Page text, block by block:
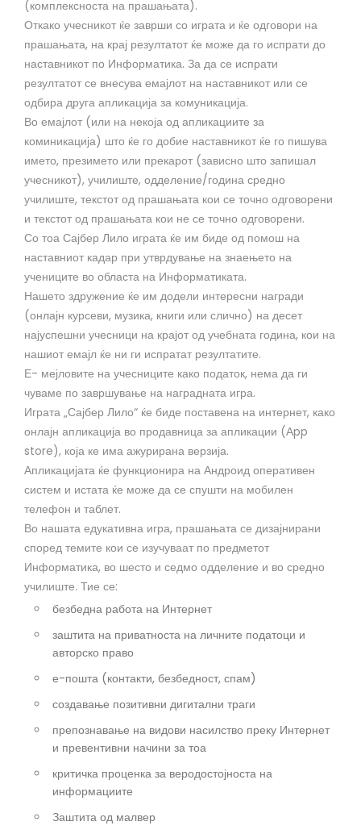
(комплексноста на прашањата).
Откако учесникот ќе заврши со играта и ќе одговори на
прашањата, на крај резултатот ќе може да го испрати до
наставникот по Информатика. За да се испрати
резултатот се внесува емајлот на наставникот или се
одбира друга апликација за комуникација.
Во емајлот (или на некоја од апликациите за
коминикација) што ќе го добие наставникот ќе го пишува
името, презимето или прекарот (зависно што запишал
учесникот), училиште, одделение/година средно
училиште, текстот од прашањата кои се точно одговорени
и текстот од прашањата кои не се точно одговорени.
Со тоа Сајбер Лило играта ќе им биде од помош на
наставниот кадар при утврдување на знаењето на
учениците во областа на Информатиката.
Нашето здружение ќе им додели интересни награди
(онлајн курсеви, музика, книги или слично) на десет
најуспешни учесници на крајот од учебната година, кои на
нашиот емајл ќе ни ги испратат резултатите.
Е- мејловите на учесниците како податок, нема да ги
чуваме по завршување на наградната игра.
Играта „Сајбер Лило“ ќе биде поставена на интернет, како
онлајн апликација во продавница за апликации (Аpp
store), која ке има ажурирана верзија.
Апликацијата ќе функционира на Андроид оперативен
систем и истата ќе може да се спушти на мобилен
телефон и таблет.
Во нашата едукативна игра, прашањата се дизајнирани
според темите кои се изучуваат по предметот
Информатика, во шесто и седмо одделение и во средно
училиште. Тие се:
безбедна работа на Интернет
заштита на приватноста на личните податоци и
авторско право
е-пошта (контакти, безбедност, спам)
создавање позитивни дигитални траги
препознавање на видови насилство преку Интернет
и превентивни начини за тоа
критичка проценка за веродостојноста на
информациите
Заштита од малвер